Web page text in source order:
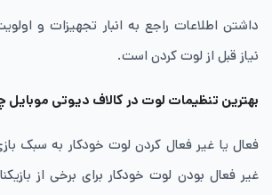
داشتن اطلاعات راجع به انبار تجهیزات و
نیاز قبل از لوت کردن است.
بهترین تنظیمات لوت در کالاف دیوتی
فعال یا غیر فعال کردن لوت خودکار به سبک
غیر فعال بودن لوت خودکار برای برخی از